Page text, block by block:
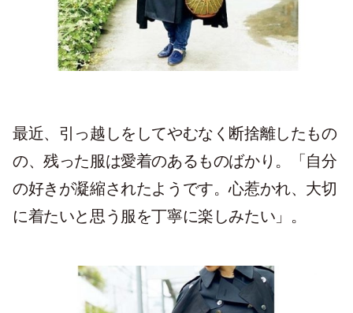
最近、引っ越しをしてやむなく断捨離したもの
の、残った服は愛着のあるものばかり。「自分
の好きが凝縮されたようです。心惹かれ、大切
に着たいと思う服を丁寧に楽しみたい」。